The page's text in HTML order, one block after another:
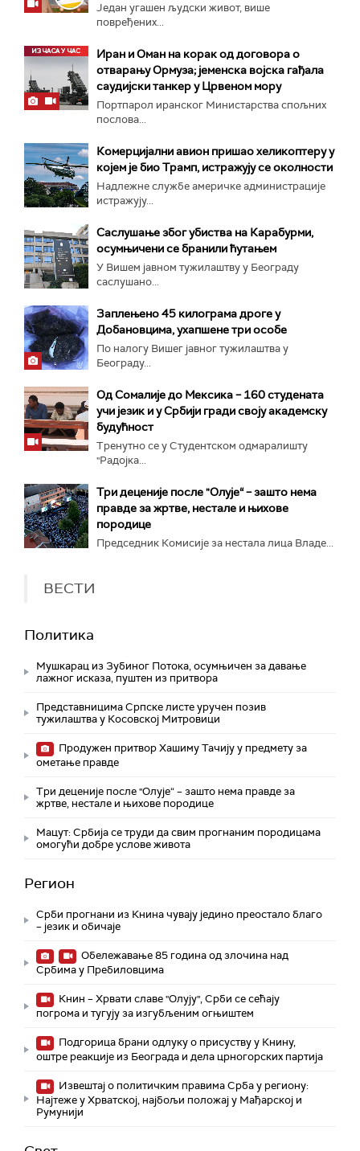
Један угашен људски живот, више
повређених...
Иран и Оман на корак од договора о
отварању Ормуза; jеменска војска гађала
саудијски танкер у Црвеном мору
Портпарол иранског Министарства спољних
послова...
Комерцијални авион пришао хеликоптеру у
којем је био Трамп, истражују се околности
Надлежне службе америчке администрације
истражују...
Саслушање због убиства на Карабурми,
осумњичени се бранили ћутањем
У Вишем јавном тужилаштву у Београду
саслушано...
Заплењено 45 килограма дроге у
Добановцима, ухапшене три особе
По налогу Вишег јавног тужилаштва у
Београду...
Од Сомалије до Мексика – 160 студената
учи језик и у Србији гради своју академску
будућност
Тренутно се у Студентском одмаралишту
"Радојка...
Три деценије после "Олује“ – зашто нема
правде за жртве, нестале и њихове
породице
Председник Комисије за нестала лица Владе...
ВЕСТИ
Политика
Мушкарац из Зубиног Потока, осумњичен за давање
лажног исказа, пуштен из притвора
Представницима Српске листе уручен позив
тужилаштва у Косовској Митровици
Продужен притвор Хашиму Тачију у предмету за
ометање правде
Три деценије после "Олује“ – зашто нема правде за
жртве, нестале и њихове породице
Мацут: Србија се труди да свим прогнаним породицама
омогући добре услове живота
Регион
Срби прогнани из Книна чувају једино преостало благо
– језик и обичаје
Обележавање 85 година од злочина над
Србима у Пребиловцима
Книн – Хрвати славе "Олују", Срби се сећају
погрома и тугују за изгубљеним огњиштем
Подгорица брани одлуку о присуству у Книну,
оштре реакције из Београда и дела црногорских партија
Извештај о политичким правима Срба у региону:
Најтеже у Хрватској, најбољи положај у Мађарској и
Румунији